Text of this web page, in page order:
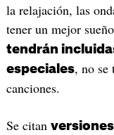
la relajación, las
tener un mejor
tendrán
especiales, no se
canciones.
Se citan